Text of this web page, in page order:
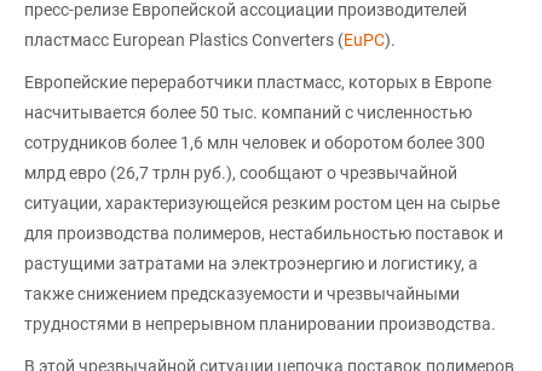
пресс-релизе Европейской ассоциации производителей
пластмасс European Plastics Converters (EuPC).
Европейские переработчики пластмасс, которых в Европе
насчитывается более 50 тыс. компаний с численностью
сотрудников более 1,6 млн человек и оборотом более 300
млрд евро (26,7 трлн руб.), сообщают о чрезвычайной
ситуации, характеризующейся резким ростом цен на сырье
для производства полимеров, нестабильностью поставок и
растущими затратами на электроэнергию и логистику, а
также снижением предсказуемости и чрезвычайными
трудностями в непрерывном планировании производства.
В этой чрезвычайной ситуации цепочка поставок полимеров